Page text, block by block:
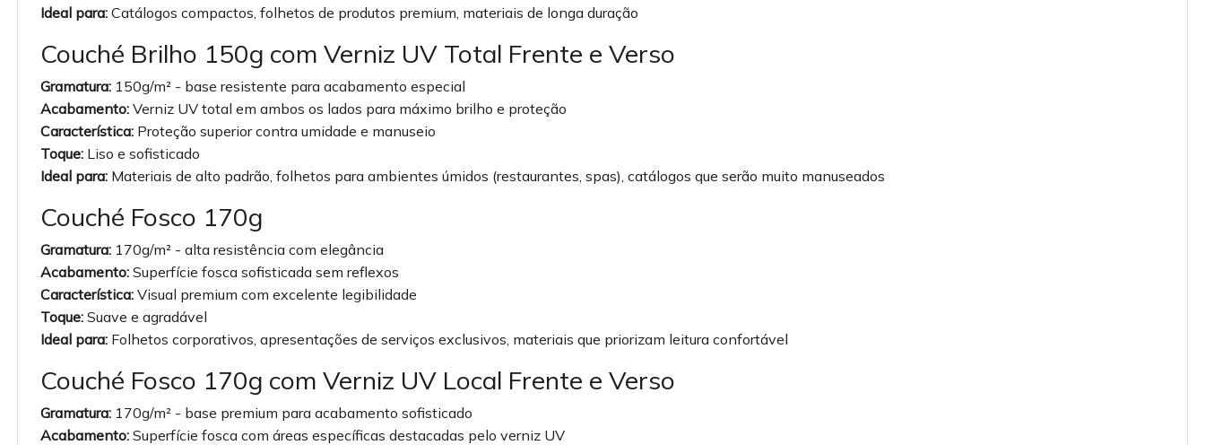
Ideal para: Catálogos compactos, folhetos de produtos premium, materiais de longa duração
Couché Brilho 150g com Verniz UV Total Frente e Verso
Gramatura: 150g/m² - base resistente para acabamento especial
Acabamento: Verniz UV total em ambos os lados para máximo brilho e proteção
Característica: Proteção superior contra umidade e manuseio
Toque: Liso e sofisticado
Ideal para: Materiais de alto padrão, folhetos para ambientes úmidos (restaurantes, spas), catálogos que serão muito manuseados
Couché Fosco 170g
Gramatura: 170g/m² - alta resistência com elegância
Acabamento: Superfície fosca sofisticada sem reflexos
Característica: Visual premium com excelente legibilidade
Toque: Suave e agradável
Ideal para: Folhetos corporativos, apresentações de serviços exclusivos, materiais que priorizam leitura confortável
Couché Fosco 170g com Verniz UV Local Frente e Verso
Gramatura: 170g/m² - base premium para acabamento sofisticado
Acabamento: Superfície fosca com áreas específicas destacadas pelo verniz UV